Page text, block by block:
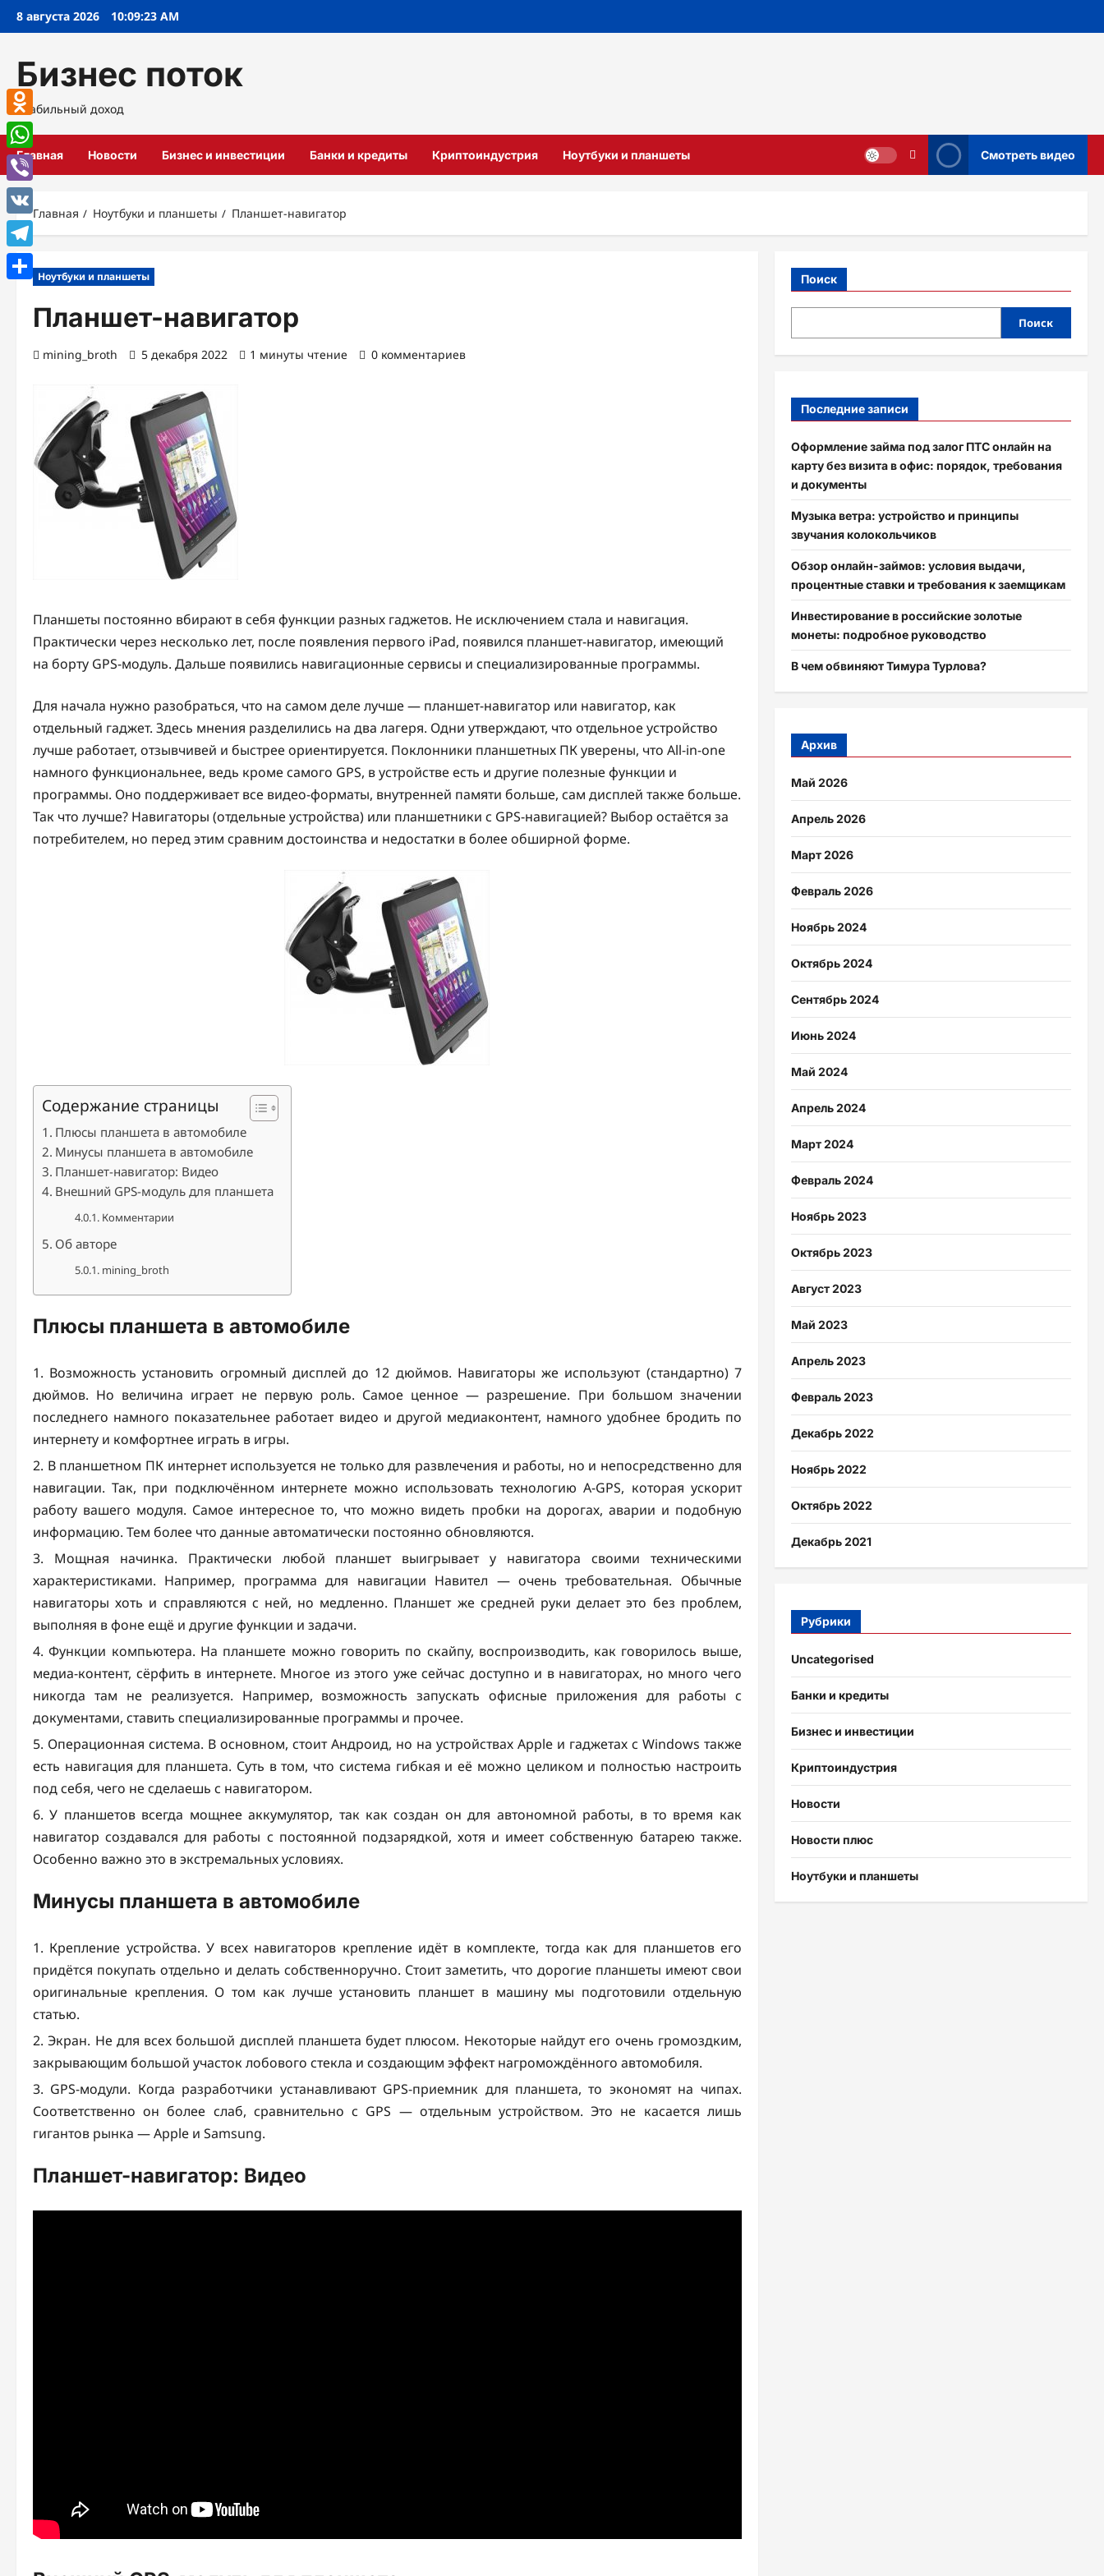
Перейти
8 августа 2026 10:09:24 AM
Бизнес поток
Стабильный доход
Главная Новости Бизнес и инвестиции Банки и кредиты Криптоиндустрия Ноутбуки и планшеты Смотреть видео
Главная Ноутбуки и планшеты Планшет-навигатор
Ноутбуки и планшеты
Планшет-навигатор
mining_broth 5 декабря 2022 1 минуты чтение 0 комментариев
Планшеты постоянно вбирают в себя функции разных гаджетов. Не исключением стала и навигация.
Практически через несколько лет, после появления первого iPad, появился планшет-навигатор, имеющий
на борту GPS-модуль. Дальше появились навигационные сервисы и специализированные программы.
Для начала нужно разобраться, что на самом деле лучше — планшет-навигатор или навигатор, как
отдельный гаджет. Здесь мнения разделились на два лагеря. Одни утверждают, что отдельное устройство
лучше работает, отзывчивей и быстрее ориентируется. Поклонники планшетных ПК уверены, что All-in-one
намного функциональнее, ведь кроме самого GPS, в устройстве есть и другие полезные функции и
программы. Оно поддерживает все видео-форматы, внутренней памяти больше, сам дисплей также больше.
Так что лучше? Навигаторы (отдельные устройства) или планшетники с GPS-навигацией? Выбор остаётся за
потребителем, но перед этим сравним достоинства и недостатки в более обширной форме.
Содержание страницы
Плюсы планшета в автомобиле
Минусы планшета в автомобиле
Планшет-навигатор: Видео
Внешний GPS-модуль для планшета
Комментарии
Об авторе
mining_broth
Плюсы планшета в автомобиле
Возможность установить огромный дисплей до 12 дюймов. Навигаторы же используют (стандартно) 7
дюймов. Но величина играет не первую роль. Самое ценное — разрешение. При большом значении
последнего намного показательнее работает видео и другой медиаконтент, намного удобнее бродить по
интернету и комфортнее играть в игры.
В планшетном ПК интернет используется не только для развлечения и работы, но и непосредственно для
навигации. Так, при подключённом интернете можно использовать технологию A-GPS, которая ускорит
работу вашего модуля. Самое интересное то, что можно видеть пробки на дорогах, аварии и подобную
информацию. Тем более что данные автоматически постоянно обновляются.
Мощная начинка. Практически любой планшет выигрывает у навигатора своими техническими
характеристиками. Например, программа для навигации Навител — очень требовательная. Обычные
навигаторы хоть и справляются с ней, но медленно. Планшет же средней руки делает это без проблем,
выполняя в фоне ещё и другие функции и задачи.
Функции компьютера. На планшете можно говорить по скайпу, воспроизводить, как говорилось выше,
медиа-контент, сёрфить в интернете. Многое из этого уже сейчас доступно и в навигаторах, но много чего
никогда там не реализуется. Например, возможность запускать офисные приложения для работы с
документами, ставить специализированные программы и прочее.
Операционная система. В основном, стоит Андроид, но на устройствах Apple и гаджетах с Windows также
есть навигация для планшета. Суть в том, что система гибкая и её можно целиком и полностью настроить
под себя, чего не сделаешь с навигатором.
У планшетов всегда мощнее аккумулятор, так как создан он для автономной работы, в то время как
навигатор создавался для работы с постоянной подзарядкой, хотя и имеет собственную батарею также.
Особенно важно это в экстремальных условиях.
Минусы планшета в автомобиле
Крепление устройства. У всех навигаторов крепление идёт в комплекте, тогда как для планшетов его
придётся покупать отдельно и делать собственноручно. Стоит заметить, что дорогие планшеты имеют свои
оригинальные крепления. О том как лучше установить планшет в машину мы подготовили отдельную
статью.
Экран. Не для всех большой дисплей планшета будет плюсом. Некоторые найдут его очень громоздким,
закрывающим большой участок лобового стекла и создающим эффект нагромождённого автомобиля.
GPS-модули. Когда разработчики устанавливают GPS-приемник для планшета, то экономят на чипах.
Соответственно он более слаб, сравнительно с GPS — отдельным устройством. Это не касается лишь
гигантов рынка — Apple и Samsung.
Планшет-навигатор: Видео
Поиск
Поиск
Последние записи
Оформление займа под залог ПТС онлайн на
карту без визита в офис: порядок, требования
и документы
Музыка ветра: устройство и принципы
звучания колокольчиков
Обзор онлайн-займов: условия выдачи,
процентные ставки и требования к заемщикам
Инвестирование в российские золотые
монеты: подробное руководство
В чем обвиняют Тимура Турлова?
Архив
Май 2026
Апрель 2026
Март 2026
Февраль 2026
Ноябрь 2024
Октябрь 2024
Сентябрь 2024
Июнь 2024
Май 2024
Апрель 2024
Март 2024
Февраль 2024
Ноябрь 2023
Октябрь 2023
Август 2023
Май 2023
Апрель 2023
Февраль 2023
Декабрь 2022
Ноябрь 2022
Октябрь 2022
Декабрь 2021
Рубрики
Uncategorised
Банки и кредиты
Бизнес и инвестиции
Криптоиндустрия
Новости
Новости плюс
Ноутбуки и планшеты
Odnoklassniki
WhatsApp
Viber
VK
Telegram